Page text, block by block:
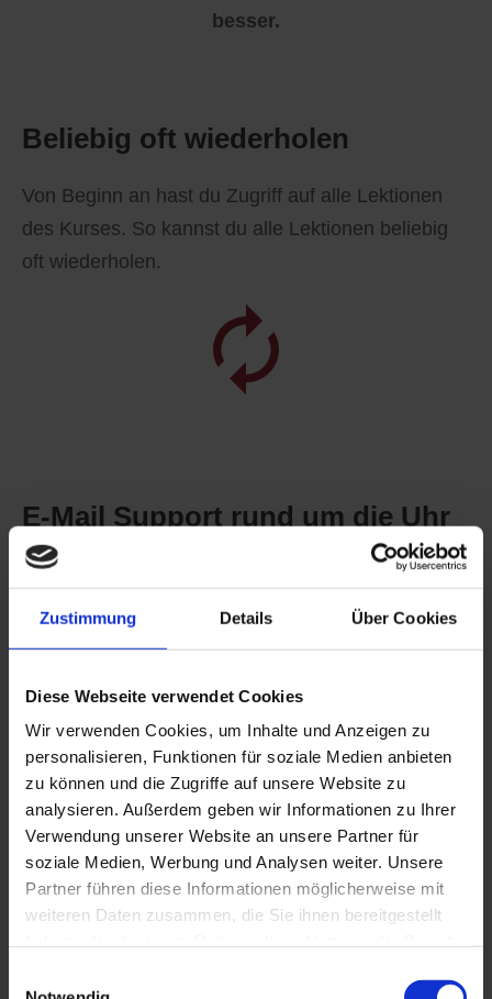
Zustimmung Details Über Cookies
Diese Webseite verwendet Cookies
Wir verwenden Cookies, um Inhalte und Anzeigen zu
personalisieren, Funktionen für soziale Medien anbieten
zu können und die Zugriffe auf unsere Website zu
analysieren. Außerdem geben wir Informationen zu Ihrer
Verwendung unserer Website an unsere Partner für
soziale Medien, Werbung und Analysen weiter. Unsere
Partner führen diese Informationen möglicherweise mit
weiteren Daten zusammen, die Sie ihnen bereitgestellt
besser.
Beliebig oft wiederholen
Von Beginn an hast du Zugriff auf alle Lektionen
des Kurses. So kannst du alle Lektionen beliebig
oft wiederholen.
E-Mail Support rund um die Uhr
Natürlich kannst du uns jederzeit via E-Mail
erreichen. Schick uns deine Fragen oder deinen
werktags innerhalb von 24 Stunden.
Private Guitar Master Plan
Facebook-Gruppe